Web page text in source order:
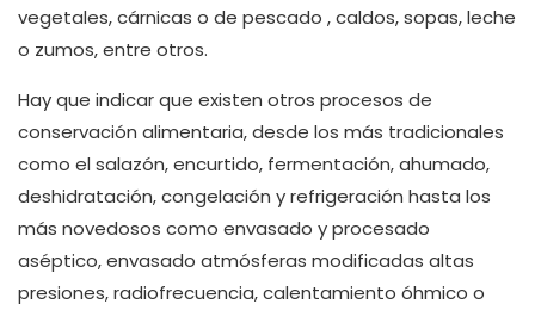
vegetales, cárnicas o de pescado , caldos, sopas, leche
o zumos, entre otros.
Hay que indicar que existen otros procesos de
conservación alimentaria, desde los más tradicionales
como el salazón, encurtido, fermentación, ahumado,
deshidratación, congelación y refrigeración hasta los
más novedosos como envasado y procesado
aséptico, envasado atmósferas modificadas altas
presiones, radiofrecuencia, calentamiento óhmico o